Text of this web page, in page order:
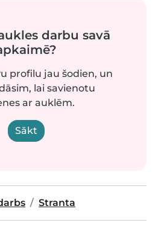
darbu savā
profilu jau šodien, un
lai savienotu
ar auklēm.
Sākt
Stranta